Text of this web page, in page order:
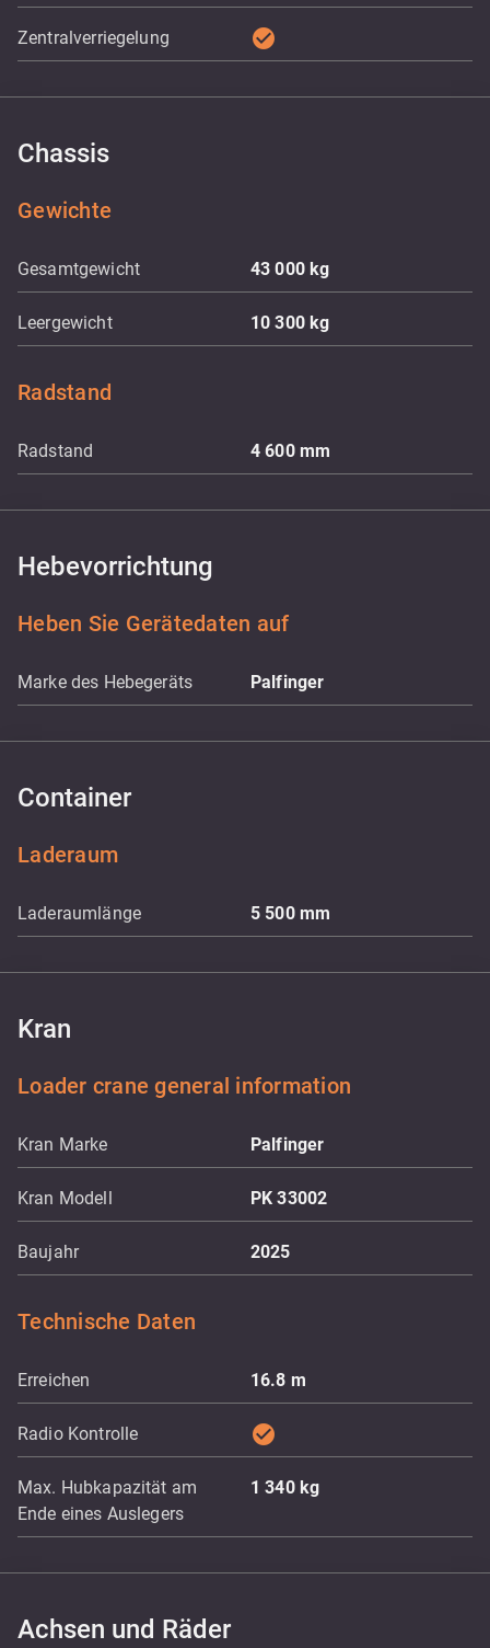
Zentralverriegelung check_circle
Chassis
Gewichte
Gesamtgewicht 43 000kg
Leergewicht 10 300kg
Radstand
Radstand 4 600 mm
Hebevorrichtung
Heben Sie Gerätedaten auf
Marke des Hebegeräts Palfinger
Container
Laderaum
Laderaumlänge 5 500 mm
Kran
Loader crane general information
Kran Marke Palfinger
Kran Modell PK 33002
Baujahr 2025
Technische Daten
Erreichen 16.8 m
Radio Kontrolle check_circle
Max. Hubkapazität am
Ende eines Auslegers
1 340 kg
Achsen und Räder